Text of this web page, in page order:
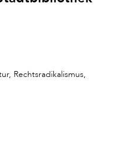
Rechtsradikalismus,